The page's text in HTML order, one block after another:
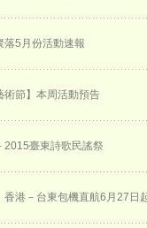
落5月份活動速報
術節】本周活動預告
2015臺東詩歌民謠祭
香港－台東包機直航6月27日​